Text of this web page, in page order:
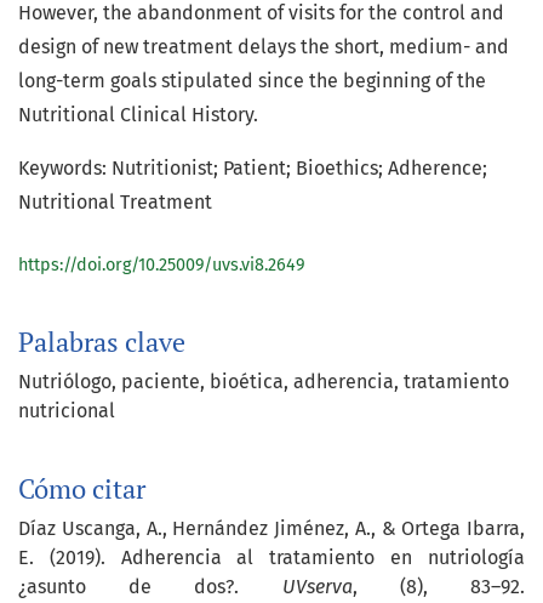
Palabras clave
Nutriólogo paciente bioética adherencia tratamiento
nutricional
Cómo citar
Díaz Uscanga, A., Hernández Jiménez, A., & Ortega Ibarra,
E. (2019). Adherencia al tratamiento en nutriología
¿asunto de dos?. UVserva, (8), 83–92.
However, the abandonment of visits for the control and
design of new treatment delays the short, medium- and
long-term goals stipulated since the beginning of the
Nutritional Clinical History.
Keywords: Nutritionist; Patient; Bioethics; Adherence;
Nutritional Treatment
https://doi.org/10.25009/uvs.vi8.2649